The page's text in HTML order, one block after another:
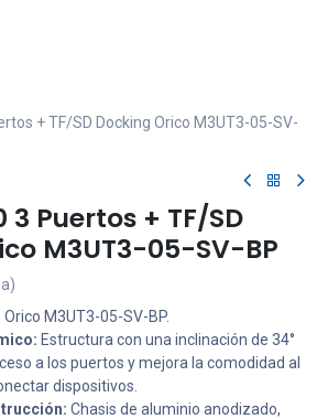
+ TF/SD Docking Orico M3UT3-05-SV-
3 Puertos + TF/SD
M3UT3-05-SV-BP
Orico M3UT3-05-SV-BP.
Estructura con una inclinación de 34°
a los puertos y mejora la comodidad al
dispositivos.
Chasis de aluminio anodizado,